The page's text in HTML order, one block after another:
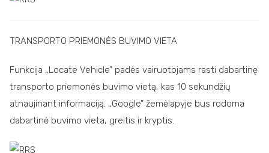
TRANSPORTO PRIEMONĖS BUVIMO VIETA
Funkcija „Locate Vehicle” padės vairuotojams rasti dabartinę
transporto priemonės buvimo vietą, kas 10 sekundžių
atnaujinant informaciją. „Google” žemėlapyje bus rodoma
dabartinė buvimo vieta, greitis ir kryptis.